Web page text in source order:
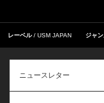
レーベル USM JAPAN ジャ
ニュースレター